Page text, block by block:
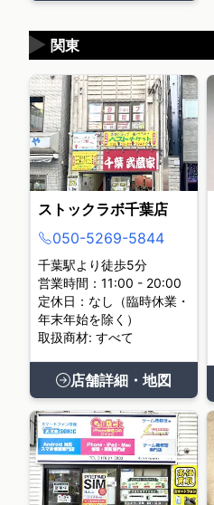
関東
▶
ストックラボ千葉店
050-5269-5844
千葉駅より徒歩5分
営業時間：11:00 - 20:00
定休日：なし（臨時休業・
年末年始を除く）
取扱商材: すべて
店舗詳細・地図